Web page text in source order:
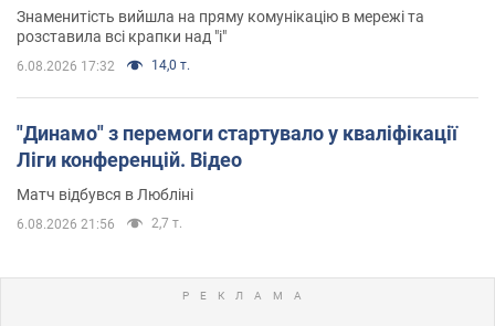
Знаменитість вийшла на пряму комунікацію в мережі та
розставила всі крапки над "і"
6.08.2026 17:32 14,0 т.
"Динамо" з перемоги стартувало у кваліфікації
Ліги конференцій. Відео
Матч відбувся в Любліні
6.08.2026 21:56 2,7 т.